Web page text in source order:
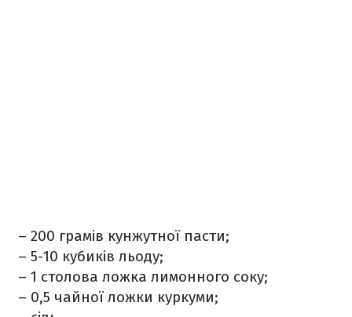
– 200 грамів кунжутної пасти;
– 5-10 кубиків льоду;
– 1 столова ложка лимонного соку;
– 0,5 чайної ложки куркуми;